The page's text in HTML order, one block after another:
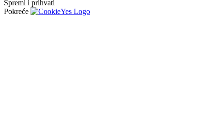
Spremi i prihvati
Pokreće